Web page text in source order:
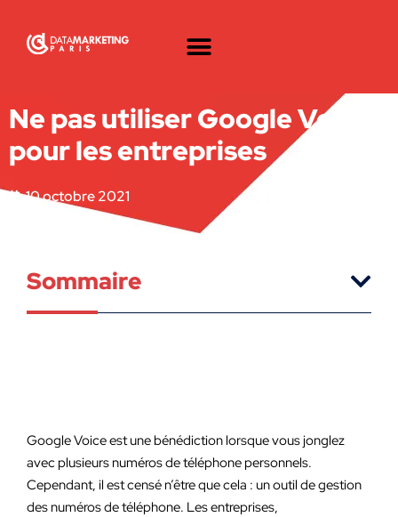
Ne pas utiliser Google Voice
pour les entreprises
10 octobre 2021
Sommaire
Google Voice est une bénédiction lorsque vous jonglez
avec plusieurs numéros de téléphone personnels.
Cependant, il est censé n’être que cela : un outil de gestion
des numéros de téléphone. Les entreprises,